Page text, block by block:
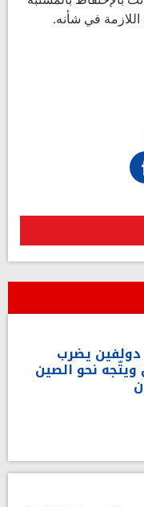
في شأنه.
دولفين يضرب
ويتّجه نحو الصين